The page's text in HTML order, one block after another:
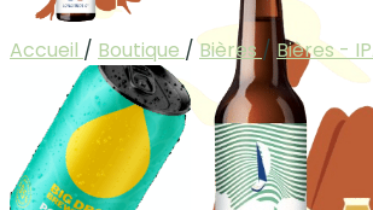
Accueil / Boutique / Bières / Bières -